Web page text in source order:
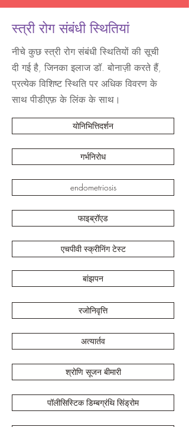
स्त्री रोग संबंधी स्थितियां
नीचे कुछ स्त्री रोग संबंधी स्थितियों की सूची
दी गई है, जिनका इलाज डॉ. बोनाज़ी करते हैं,
प्रत्येक विशिष्ट स्थिति पर अधिक विवरण के
साथ पीडीएफ़ के लिंक के साथ।
योनिभित्तिदर्शन
गर्भनिरोध
endometriosis
फाइब्रॉएड
एचपीवी स्क्रीनिंग टेस्ट
बांझपन
रजोनिवृत्ति
अत्यार्तव
श्रोणि सूजन बीमारी
पॉलीसिस्टिक डिम्बग्रंथि सिंड्रोम